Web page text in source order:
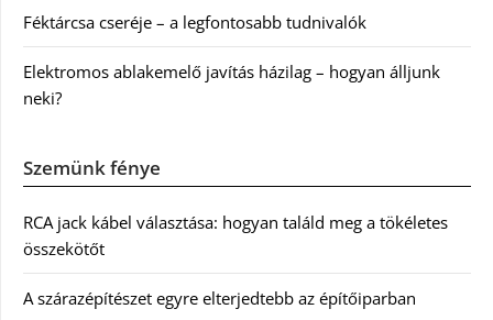
Féktárcsa cseréje – a legfontosabb tudnivalók
Elektromos ablakemelő javítás házilag – hogyan álljunk
neki?
Szemünk fénye
RCA jack kábel választása: hogyan találd meg a tökéletes
összekötőt
A szárazépítészet egyre elterjedtebb az építőiparban